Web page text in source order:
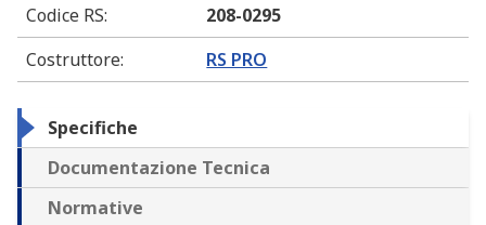
Codice RS:
208-0295
Costruttore: RS PRO
Specifiche
Documentazione Tecnica
Normative